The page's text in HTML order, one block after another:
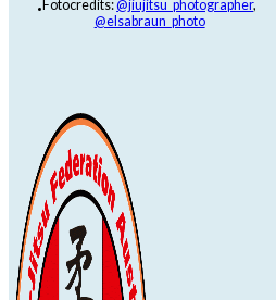
Fotocredits:@jiujitsu_photographer,
@elsabraun_photo